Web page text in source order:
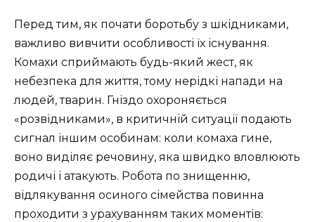
Перед тим, як почати боротьбу з шкідниками,
важливо вивчити особливості їх існування.
Комахи сприймають будь-який жест, як
небезпека для життя, тому нерідкі напади на
людей, тварин. Гніздо охороняється
«розвідниками», в критичній ситуації подають
сигнал іншим особинам: коли комаха гине,
воно виділяє речовину, яка швидко вловлюють
родичі і атакують. Робота по знищенню,
відлякування осиного сімейства повинна
проходити з урахуванням таких моментів: